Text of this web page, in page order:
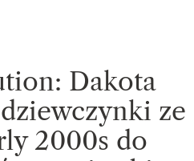
Dakota
ze
2000s do